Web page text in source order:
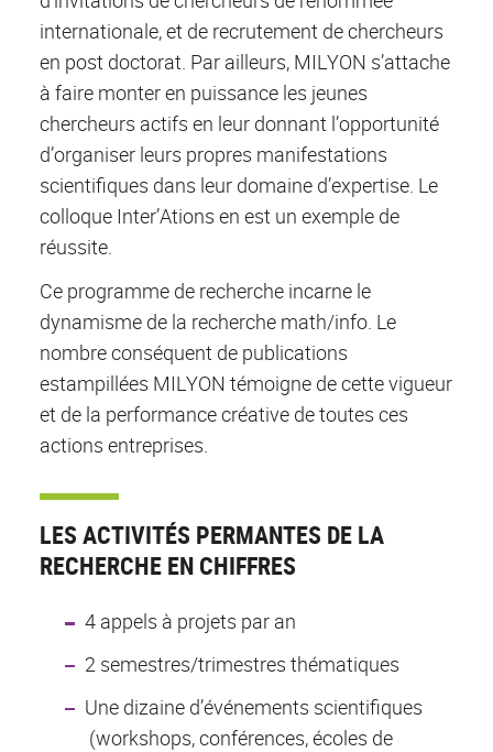
internationale, et de recrutement de chercheurs
en post doctorat. Par ailleurs, MILYON s’attache
à faire monter en puissance les jeunes
chercheurs actifs en leur donnant l’opportunité
d’organiser leurs propres manifestations
scientifiques dans leur domaine d’expertise. Le
colloque Inter’Ations en est un exemple de
réussite.
Ce programme de recherche incarne le
dynamisme de la recherche math/info. Le
nombre conséquent de publications
estampillées MILYON témoigne de cette vigueur
et de la performance créative de toutes ces
actions entreprises.
LES ACTIVITÉS PERMANTES DE LA
RECHERCHE EN CHIFFRES
4 appels à projets par an
2 semestres/trimestres thématiques
Une dizaine d’événements scientifiques
(workshops, conférences, écoles de